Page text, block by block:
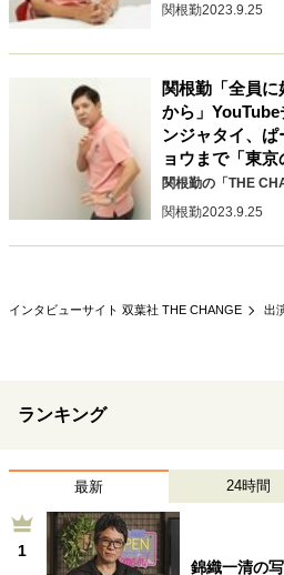
関根勤2023.9.25
関根勤「全員
から」
ンジャタイ、
ョウまで「東
関根勤の「THE
関根勤2023.9.25
インタビューサイト 双葉社 THE CHANGE 出
ランキング
最新 24時間
1
錦織一清の